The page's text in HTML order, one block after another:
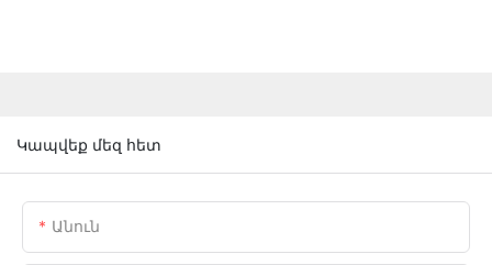
Կապվեք մեզ հետ
Անուն